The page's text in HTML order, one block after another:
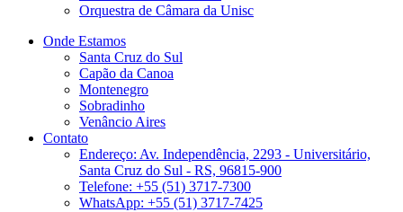
Orquestra de Câmara da Unisc
Onde Estamos
Santa Cruz do Sul
Capão da Canoa
Montenegro
Sobradinho
Venâncio Aires
Contato
Endereço: Av. Independência, 2293 - Universitário,
Santa Cruz do Sul - RS, 96815-900
Telefone: +55 (51) 3717-7300
WhatsApp: +55 (51) 3717-7425